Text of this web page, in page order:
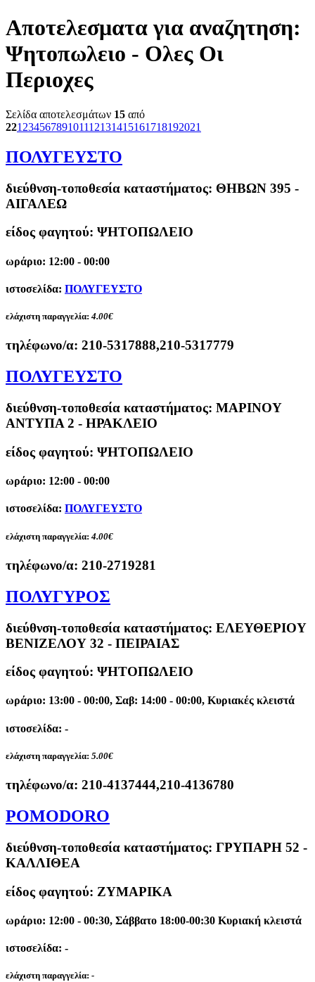
Αποτελεσματα για αναζητηση:
Ψητοπωλειο - Ολες Οι
Περιοχες
Σελίδα αποτελεσμάτων 15 από
221 23456789101112131415161718192021
ΠΟΛΥΓΕΥΣΤΟ
διεύθνση-τοποθεσία καταστήματος: ΘΗΒΩΝ 395 -
ΑΙΓΑΛΕΩ
είδος φαγητού: ΨΗΤΟΠΩΛΕΙΟ
ωράριο: 12:00 - 00:00
ιστοσελίδα: ΠΟΛΥΓΕΥΣΤΟ
ελάχιστη παραγγελία: 4.00€
τηλέφωνο/α: 210-5317888,210-5317779
ΠΟΛΥΓΕΥΣΤΟ
διεύθνση-τοποθεσία καταστήματος: ΜΑΡΙΝΟΥ
ΑΝΤΥΠΑ 2 - ΗΡΑΚΛΕΙΟ
είδος φαγητού: ΨΗΤΟΠΩΛΕΙΟ
ωράριο: 12:00 - 00:00
ιστοσελίδα: ΠΟΛΥΓΕΥΣΤΟ
ελάχιστη παραγγελία: 4.00€
τηλέφωνο/α: 210-2719281
ΠΟΛΥΓΥΡΟΣ
διεύθνση-τοποθεσία καταστήματος: ΕΛΕΥΘΕΡΙΟΥ
ΒΕΝΙΖΕΛΟΥ 32 - ΠΕΙΡΑΙΑΣ
είδος φαγητού: ΨΗΤΟΠΩΛΕΙΟ
ωράριο: 13:00 - 00:00, Σαβ: 14:00 - 00:00, Κυριακές κλειστά
ιστοσελίδα: -
ελάχιστη παραγγελία: 5.00€
τηλέφωνο/α: 210-4137444,210-4136780
POMODORO
διεύθνση-τοποθεσία καταστήματος: ΓΡΥΠΑΡΗ 52 -
ΚΑΛΛΙΘΕΑ
είδος φαγητού: ΖΥΜΑΡΙΚΑ
ωράριο: 12:00 - 00:30, Σάββατο 18:00-00:30 Κυριακή κλειστά
ιστοσελίδα: -
ελάχιστη παραγγελία: -